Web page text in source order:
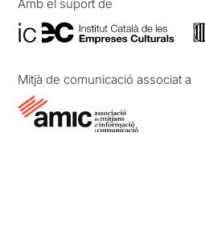
Amb el suport de
Mitjà de comunicació associat a